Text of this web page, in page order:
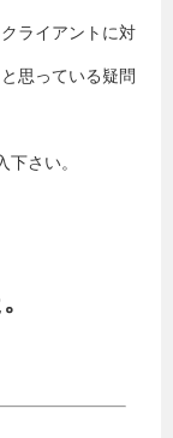
ライアントに対
思っている疑問
さい。